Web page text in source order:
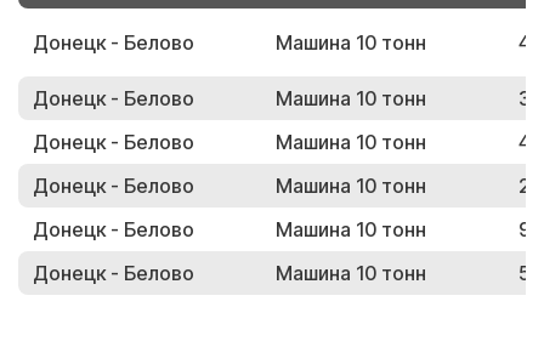
Донецк - Белово Машина 10 тонн
Донецк - Белово Машина 10 тонн
Донецк - Белово
Машина 10 тонн
Донецк - Белово
Машина 10 тонн
Донецк - Белово
Машина 10 тонн
Донецк - Белово
Машина 10 тонн